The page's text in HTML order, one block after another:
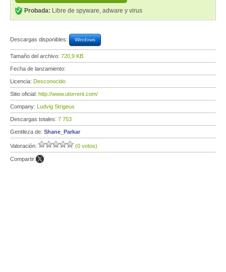
Probada: Libre de spyware, adware y virus
Descargas disponibles: Windows
Tamaño del archivo: 720,9 KB
Fecha de lanzamiento:
Licencia: Desconocido
Sitio oficial: http://www.utorrent.com/
Company: Ludvig Strigeus
Descargas totales: 7 753
Gentileza de: Shane_Parkar
Valoración: (0 votos)
Compartir: